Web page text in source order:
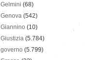
Gelmini (68)
Genova (542)
Giannino (10)
Giustizia (5.784)
governo (5.799)